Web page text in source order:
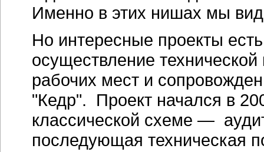
Именно в этих нишах мы
Но интересные проекты
осуществление
рабочих мест и
"Кедр". Проект начался в
классической схеме —
последующая техническая